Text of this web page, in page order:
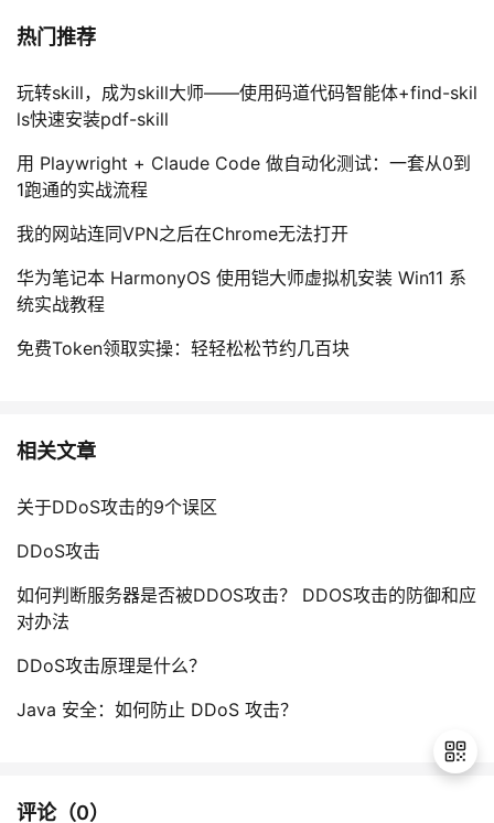
热门推荐
玩转skill，成为skill大师——使用码道代码智能体+find-skil
ls快速安装pdf-skill
用 Playwright + Claude Code 做自动化测试：一套从0到
1跑通的实战流程
我的网站连同VPN之后在Chrome无法打开
华为笔记本 HarmonyOS 使用铠大师虚拟机安装 Win11 系
统实战教程
免费Token领取实操：轻轻松松节约几百块
相关文章
关于DDoS攻击的9个误区
DDoS攻击
如何判断服务器是否被DDOS攻击？ DDOS攻击的防御和应
对办法
DDoS攻击原理是什么？
Java 安全：如何防止 DDoS 攻击？
评论（0）